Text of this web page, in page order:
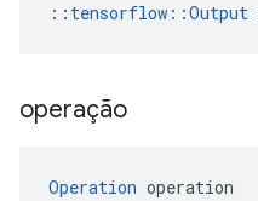
:: tensorflow::Output
operação
Operation operation